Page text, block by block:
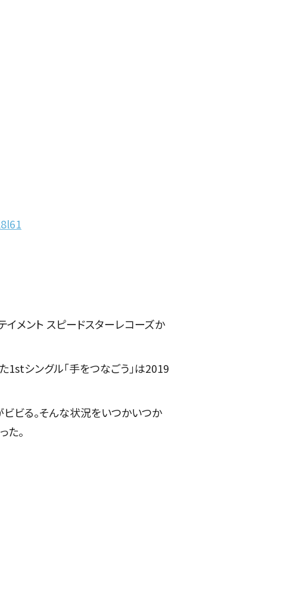
イメント スピードスターレコーズか
1stシングル「手をつなごう」は2019
ビる。そんな状況をいつかいつか
た。